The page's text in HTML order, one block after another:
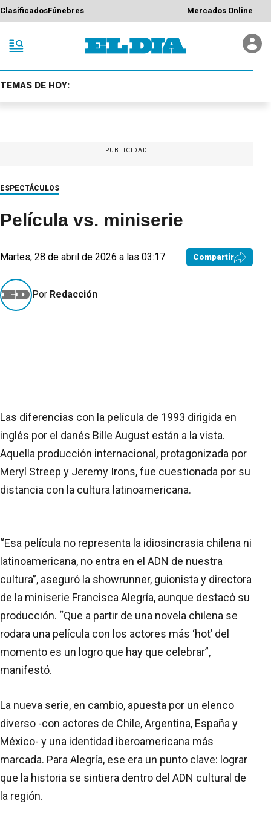
ClasificadosFúnebres Mercados Online
TEMAS DE HOY:
PUBLICIDAD
ESPECTÁCULOS
Película vs. miniserie
Martes, 28 de abril de 2026 a las 03:17 Compartir
Por Redacción
Las diferencias con la película de 1993 dirigida en
inglés por el danés Bille August están a la vista.
Aquella producción internacional, protagonizada por
Meryl Streep y Jeremy Irons, fue cuestionada por su
distancia con la cultura latinoamericana.
“Esa película no representa la idiosincrasia chilena ni
latinoamericana, no entra en el ADN de nuestra
cultura”, aseguró la showrunner, guionista y directora
de la miniserie Francisca Alegría, aunque destacó su
producción. “Que a partir de una novela chilena se
rodara una película con los actores más ‘hot’ del
momento es un logro que hay que celebrar”,
manifestó.
La nueva serie, en cambio, apuesta por un elenco
diverso -con actores de Chile, Argentina, España y
México- y una identidad iberoamericana más
marcada. Para Alegría, ese era un punto clave: lograr
que la historia se sintiera dentro del ADN cultural de
la región.